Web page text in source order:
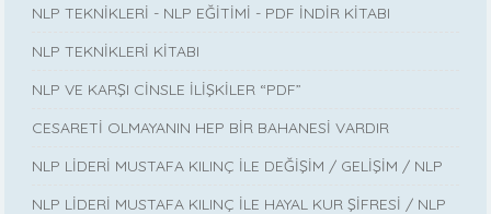
NLP TEKNİKLERİ - NLP EĞİTİMİ - PDF İNDİR KİTABI
NLP TEKNİKLERİ KİTABI
NLP VE KARŞI CİNSLE İLİŞKİLER “PDF”
CESARETİ OLMAYANIN HEP BİR BAHANESİ VARDIR
NLP LİDERİ MUSTAFA KILINÇ İLE DEĞİŞİM / GELİŞİM / NLP
NLP LİDERİ MUSTAFA KILINÇ İLE HAYAL KUR ŞİFRESİ / NLP